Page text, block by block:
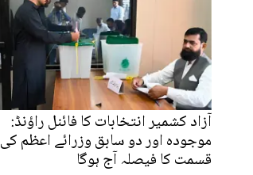
آزاد کشمیر انتخابات کا فائنل راؤنڈ:
موجودہ اور دو سابق وزرائے اعظم کی
قسمت کا فیصلہ آج ہوگا